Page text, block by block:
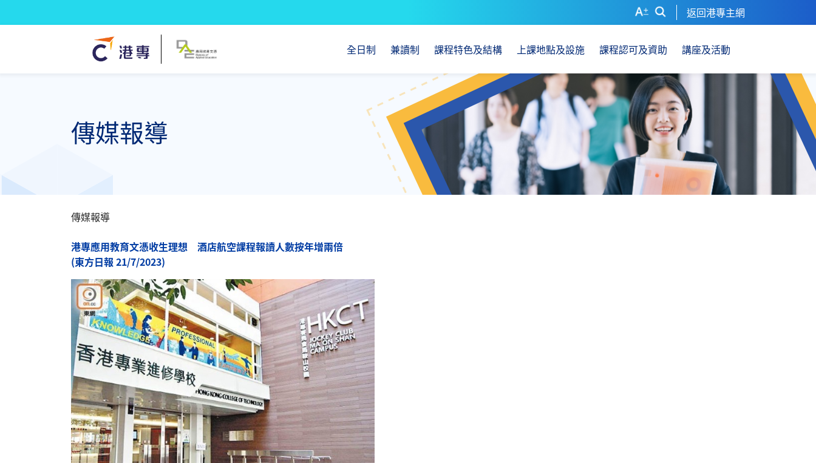
返回港專主網
全日制 兼讀制 課程特色及結構 上課地點及設施 課程認可及資助 講座及活動
傳媒報導
傳媒報導
港專應用教育文憑收生理想 酒店航空課程報讀人數按年增兩倍
(東方日報 21/7/2023)